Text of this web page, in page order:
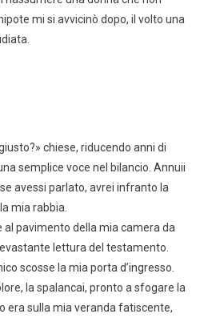
mi si avvicinò dopo, il volto una
chiese, riducendo anni di
semplice voce nel bilancio. Annuii
avessi parlato, avrei infranto la
mia rabbia.
al pavimento della mia camera da
lettura del testamento.
scosse la mia porta d’ingresso.
la spalancai, pronto a sfogare la
era sulla mia veranda fatiscente,